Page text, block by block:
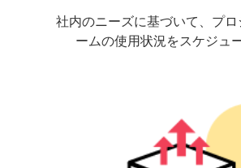
社内のニーズに基づいて、プ
ームの使用状況をスケジュ